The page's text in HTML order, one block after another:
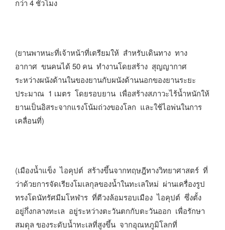
กว่า 4 ชั่วโมง
(ยานพาหนะที่เจ้าหน้าที่เตรียมให้ สำหรับเดินทาง ทาง
อากาศ ขนคนได้ 50 คน ทำงานโดยสร้าง สุญญากาศ
ระหว่างผนังด้านในของยานกับผนังด้านนอกของยานระยะ
ประมาณ 1 เมตร โดยรอบยาน เพื่อสร้างสภาวะไร้น้ำหนักให้
ยานเป็นอิสระจากแรงโน้มถ่วงของโลก และใช้ไอพ่นในการ
เคลื่อนที่)
(เมืองน้ำแข็ง ไอคุปต์ สร้างขึ้นจากทฤษฎีทางวิทยาศาสตร์ ที่
ว่าด้วยการจัดเรียงโมเลกุลของน้ำในทะเลใหม่ ผ่านเครื่องรูป
ทรงโดนัทรัศมีมโหฬาร ที่ตีวงล้อมรอบเมือง ไอคุปต์ ซึ่งตั้ง
อยู่กึ่งกลางทะเล อยู่ระหว่างตะวันตกกับตะวันออก เพื่อรักษา
สมดุล ของระดับน้ำทะเลที่สูงขึ้น จากอุณหภูมิโลกที่